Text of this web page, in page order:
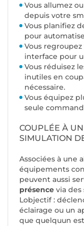
Vous allumez
depuis votre
Vous planifiez
pour
Vous
interface pour
Vous réduisez
inutiles en
nécessaire.
Vous équipez
seule
COUPLÉE À
SIMULATION
Associées à une
équipements
peuvent aussi
présence via des
Lobjectif :
éclairage ou un
que quelquun